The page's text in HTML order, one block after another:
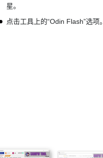
星。
点击工具上的“Odin Flash”选项。